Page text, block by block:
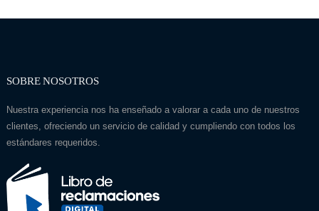
SOBRE NOSOTROS
Nuestra experiencia nos ha enseñado a valorar a cada uno de nuestros
clientes, ofreciendo un servicio de calidad y cumpliendo con todos los
estándares requeridos.